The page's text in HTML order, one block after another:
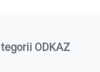
ODKAZ